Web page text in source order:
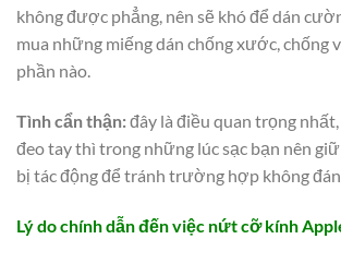
không được phẳng, nên sẽ khó để dán
mua những miếng dán chống xước, chống
phần nào.
Tình cẩn thận:đây là điều quan trọng
đeo tay thì trong những lúc sạc bạn nên
bị tác động để tránh trường hợp không
Lý do chính dẫn đến việc nứt cỡ kính